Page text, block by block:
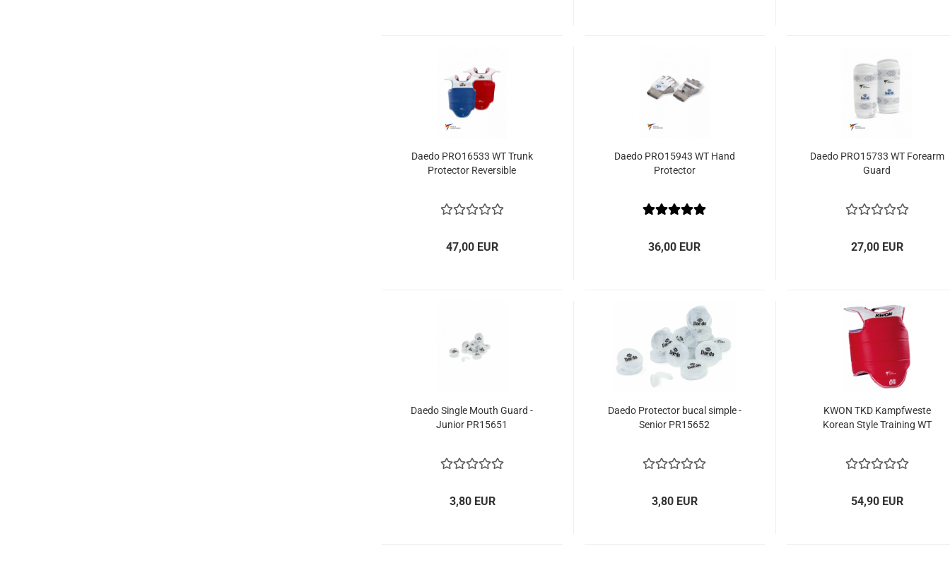
Daedo PRO16533 WT Trunk
Protector Reversible
47,00 EUR
Daedo PRO15943 WT Hand
Protector
36,00 EUR
Daedo PRO15733 WT Forearm
Guard
27,00 EUR
Daedo Single Mouth Guard -
Junior PR15651
3,80 EUR
Daedo Protector bucal simple -
Senior PR15652
3,80 EUR
KWON TKD Kampfweste
Korean Style Training WT
54,90 EUR